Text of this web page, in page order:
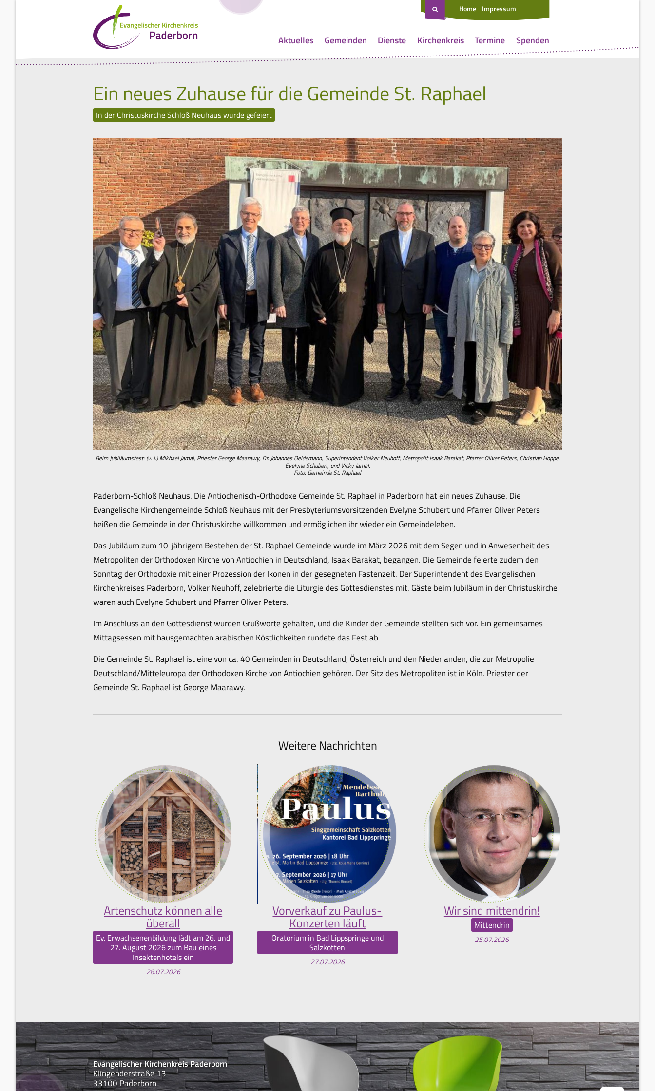
Home Impressum
Aktuelles Gemeinden Dienste Kirchenkreis Termine Spenden
Ein neues Zuhause für die Gemeinde St. Raphael
In der Christuskirche Schloß Neuhaus wurde gefeiert
Beim Jubiläumsfest: (v. l.) Mikhael Jamal, Priester George Maarawy, Dr. Johannes Oeldemann, Superintendent Volker Neuhoff, Metropolit Isaak Barakat, Pfarrer Oliver Peters, Christian Hoppe,
Evelyne Schubert, und Vicky Jamal.
Foto: Gemeinde St. Raphael
Paderborn-Schloß Neuhaus. Die Antiochenisch-Orthodoxe Gemeinde St. Raphael in Paderborn hat ein neues Zuhause. Die
Evangelische Kirchengemeinde Schloß Neuhaus mit der Presbyteriumsvorsitzenden Evelyne Schubert und Pfarrer Oliver Peters
heißen die Gemeinde in der Christuskirche willkommen und ermöglichen ihr wieder ein Gemeindeleben.
Das Jubiläum zum 10-jährigem Bestehen der St. Raphael Gemeinde wurde im März 2026 mit dem Segen und in Anwesenheit des
Metropoliten der Orthodoxen Kirche von Antiochien in Deutschland, Isaak Barakat, begangen. Die Gemeinde feierte zudem den
Sonntag der Orthodoxie mit einer Prozession der Ikonen in der gesegneten Fastenzeit. Der Superintendent des Evangelischen
Kirchenkreises Paderborn, Volker Neuhoff, zelebrierte die Liturgie des Gottesdienstes mit. Gäste beim Jubiläum in der Christuskirche
waren auch Evelyne Schubert und Pfarrer Oliver Peters.
Im Anschluss an den Gottesdienst wurden Grußworte gehalten, und die Kinder der Gemeinde stellten sich vor. Ein gemeinsames
Mittagsessen mit hausgemachten arabischen Köstlichkeiten rundete das Fest ab.
Die Gemeinde St. Raphael ist eine von ca. 40 Gemeinden in Deutschland, Österreich und den Niederlanden, die zur Metropolie
Deutschland/Mitteleuropa der Orthodoxen Kirche von Antiochien gehören. Der Sitz des Metropoliten ist in Köln. Priester der
Gemeinde St. Raphael ist George Maarawy.
Weitere Nachrichten
Artenschutz können alle
überall
Ev. Erwachsenenbildung lädt am 26. und
27. August 2026 zum Bau eines
Insektenhotels ein
28.07.2026
Vorverkauf zu Paulus-
Konzerten läuft
Oratorium in Bad Lippspringe und
Salzkotten
27.07.2026
Wir sind mittendrin!
Mittendrin
25.07.2026
Evangelischer Kirchenkreis Paderborn
Klingenderstraße 13
33100 Paderborn